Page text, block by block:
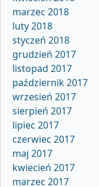
marzec 2018
luty 2018
styczeń 2018
grudzień 2017
listopad 2017
październik 2017
wrzesień 2017
sierpień 2017
lipiec 2017
czerwiec 2017
maj 2017
kwiecień 2017
marzec 2017